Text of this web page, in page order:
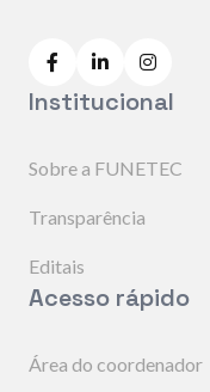
Institucional
Sobre a FUNETEC
Transparência
Editais
Acesso rápido
Área do coordenador